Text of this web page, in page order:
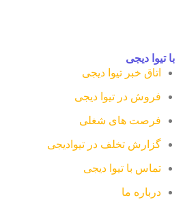
با تیوا دیجی
اتاق خبر تیوا دیجی
فروش در تیوا دیجی
فرصت های شغلی
گزارش تخلف در تیوادیجی
تماس با تیوا دیجی
درباره ما